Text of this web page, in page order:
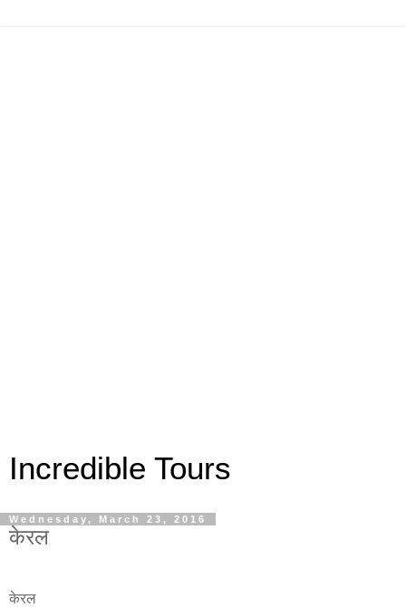
Incredible Tours
Wednesday, March 23, 2016
केरल
केरल